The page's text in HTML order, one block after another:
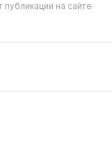
на сайте